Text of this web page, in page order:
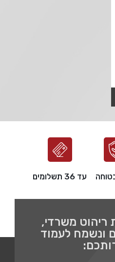
עד 36 תשלומים
ריהוט משרדי,
ונשמח לעמוד